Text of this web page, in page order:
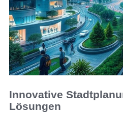
Innovative
Lösungen